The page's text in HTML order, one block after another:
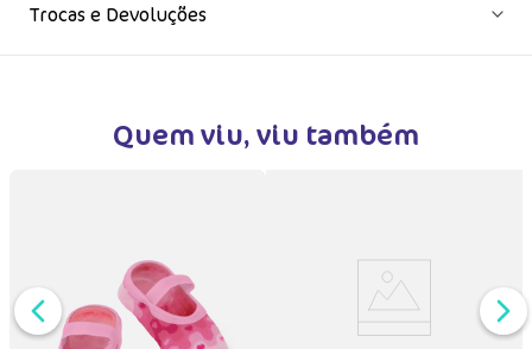
Trocas e Devoluções
Quem viu, viu também